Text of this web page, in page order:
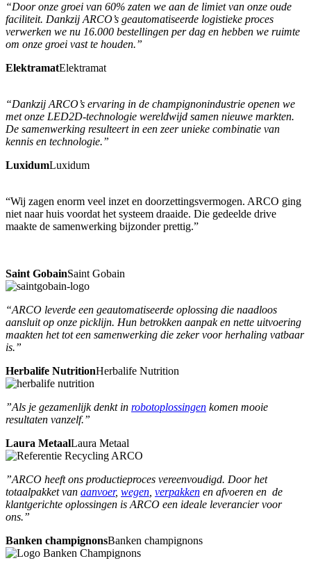
“Door onze groei van 60% zaten we aan de limiet van onze oude
faciliteit. Dankzij ARCO’s geautomatiseerde logistieke proces
verwerken we nu 16.000 bestellingen per dag en hebben we ruimte
om onze groei vast te houden.”
ElektramatElektramat
“Dankzij ARCO’s ervaring in de champignonindustrie openen we
met onze LED2D-technologie wereldwijd samen nieuwe markten.
De samenwerking resulteert in een zeer unieke combinatie van
kennis en technologie.”
LuxidumLuxidum
“Wij zagen enorm veel inzet en doorzettingsvermogen. ARCO ging
niet naar huis voordat het systeem draaide. Die gedeelde drive
maakte de samenwerking bijzonder prettig.”
Saint GobainSaint Gobain
“ARCO leverde een geautomatiseerde oplossing die naadloos
aansluit op onze picklijn. Hun betrokken aanpak en nette uitvoering
maakten het tot een samenwerking die zeker voor herhaling vatbaar
is.”
Herbalife NutritionHerbalife Nutrition
”Als je gezamenlijk denkt in robotoplossingen komen mooie
resultaten vanzelf.”
Laura MetaalLaura Metaal
”ARCO heeft ons productieproces vereenvoudigd. Door het
totaalpakket van aanvoer, wegen verpakken en afvoeren en de
klantgerichte oplossingen is ARCO een ideale leverancier voor
ons.”
Banken champignonsBanken champignons